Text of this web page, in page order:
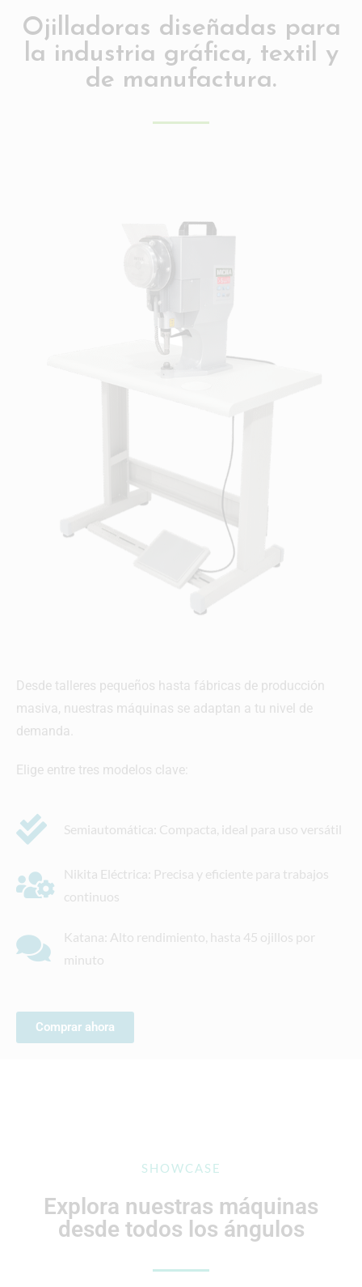
Ojilladoras diseñadas para
la industria gráfica, textil y
de manufactura.
Desde talleres pequeños hasta fábricas de producción
masiva, nuestras máquinas se adaptan a tu nivel de
demanda.
Elige entre tres modelos clave:
Semiautomática: Compacta, ideal para uso versátil
Nikita Eléctrica: Precisa y eficiente para trabajos
continuos
Katana: Alto rendimiento, hasta 45 ojillos por
minuto
Comprar ahora
SHOWCASE
Explora nuestras máquinas
desde todos los ángulos